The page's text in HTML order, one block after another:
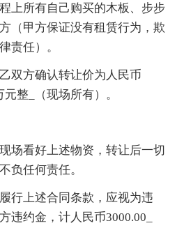
上所有自己购买的木板、步步
（甲方保证没有租赁行为，欺
责任）。
双方确认转让价为人民币
整_（现场所有）。
场看好上述物资，转让后一切
负任何责任。
行上述合同条款，应视为违
违约金，计人民币3000.00_